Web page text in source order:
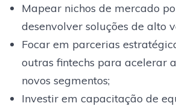
Mapear nichos de mercado
desenvolver soluções de alto
Focar em parcerias
outras fintechs para acelerar
novos segmentos;
Investir em capacitação de